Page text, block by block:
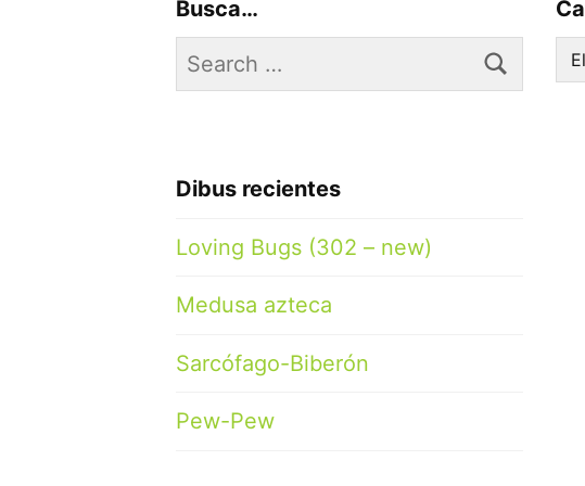
Busca…
Search
for:
Dibus recientes
Loving Bugs (302 – new)
Medusa azteca
Sarcófago-Biberón
Pew-Pew